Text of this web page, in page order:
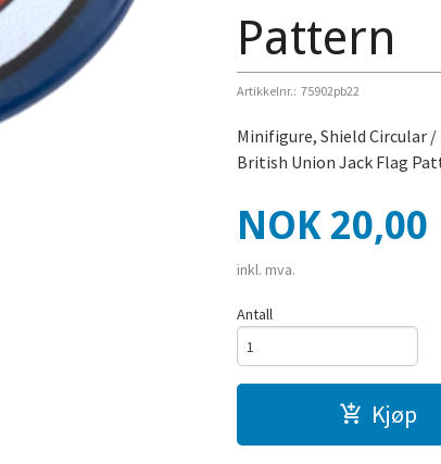
Pattern
Artikkelnr.: 75902pb22
Minifigure, Shield Circular /
British Union Jack Flag
Pris
NOK 20,00
inkl. mva.
Antall
Kjøp